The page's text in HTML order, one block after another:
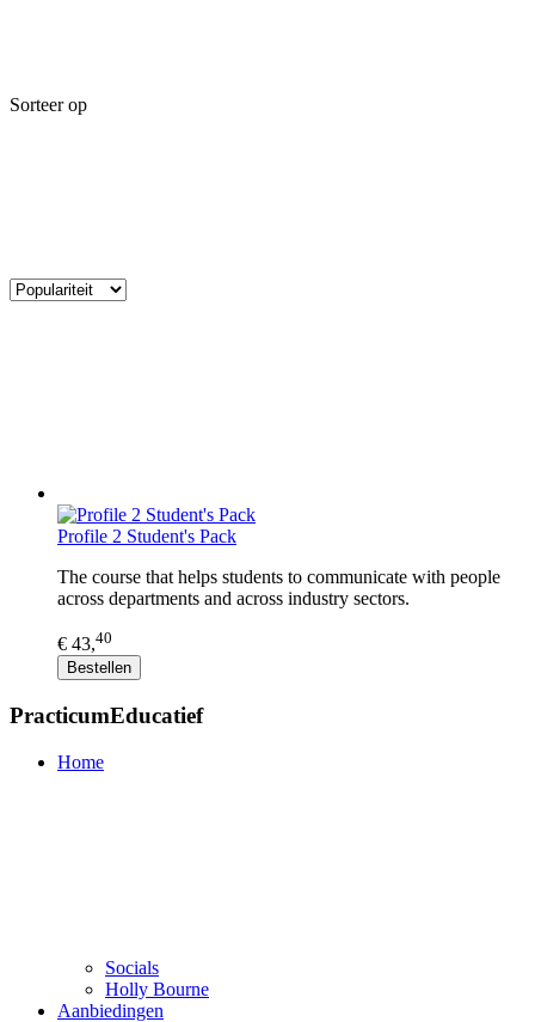
Sorteer op
Profile 2 Student's Pack
The course that helps students to communicate with people
across departments and across industry sectors.
€ 43,40
Bestellen
PracticumEducatief
Home
Socials
Holly Bourne
Aanbiedingen